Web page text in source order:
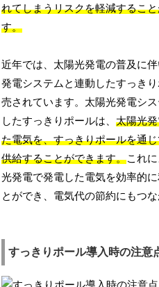
れてしまうリスクを軽減するこ
す。
近年では、太陽光発電の普及に
発電システムと連動したすっき
売されています。太陽光発電シ
したすっきりポールは、太陽光
た電気を、すっきりポールを通
供給することができます。これ
光発電で発電した電気を効率的に
とができ、電気代の節約にもつな
すっきりポール導入時の注意